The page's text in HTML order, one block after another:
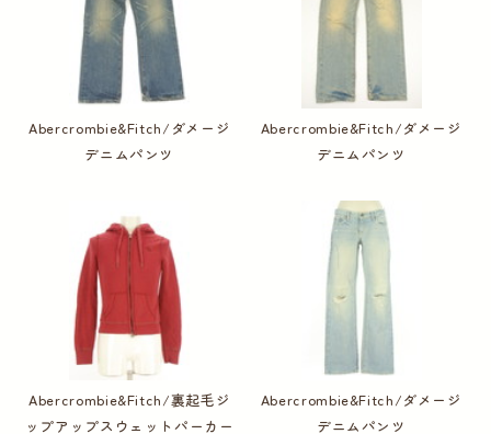
Abercrombie&Fitch/ダメージ
デニムパンツ
Abercrombie&Fitch/ダメージ
デニムパンツ
Abercrombie&Fitch/裏起毛ジ
ップアップスウェットパーカー
Abercrombie&Fitch/ダメージ
デニムパンツ